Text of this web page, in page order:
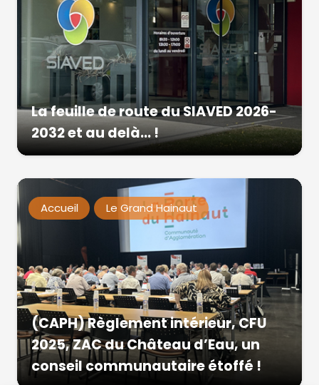
La feuille de route du SIAVED 2026-
2032 et au delà… !
Accueil Le Grand Hainaut
(CAPH) Règlement intérieur, CFU
2025, ZAC du Château d’Eau, un
conseil communautaire étoffé !